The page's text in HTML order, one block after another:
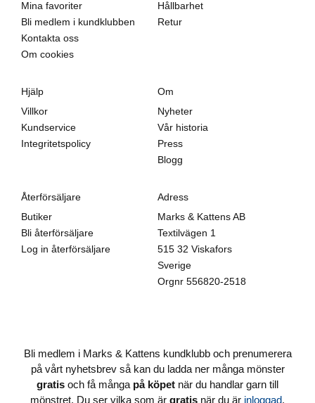
Mina favoriter
Bli medlem i kundklubben
Kontakta oss
Om cookies
Hållbarhet
Retur
Hjälp
Villkor
Kundservice
Integritetspolicy
Om
Nyheter
Vår historia
Press
Blogg
Återförsäljare
Butiker
Bli återförsäljare
Log in återförsäljare
Adress
Marks & Kattens AB
Textilvägen 1
515 32 Viskafors
Sverige
Orgnr 556820-2518
Bli medlem i Marks & Kattens kundklubb och prenumerera
på vårt nyhetsbrev så kan du ladda ner många mönster
gratis och få många på köpet när du handlar garn till
mönstret. Du ser vilka som är gratis när du är inloggad.